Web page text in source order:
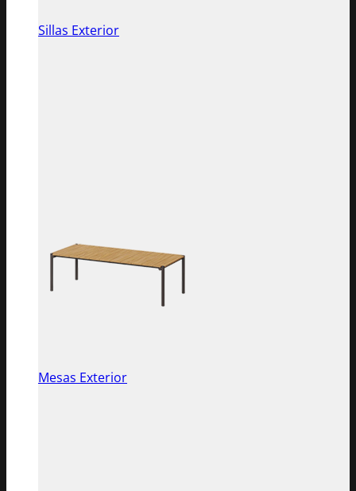
Sillas Exterior
Mesas Exterior